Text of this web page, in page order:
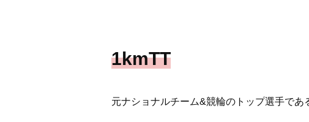
1kmTT
元ナショナルチーム&競輪のトップ選手であ